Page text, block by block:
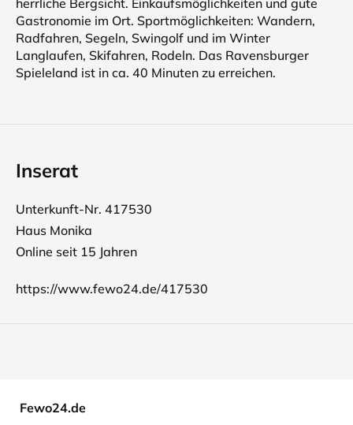
herrliche Bergsicht. Einkaufsmöglichkeiten und gute
Gastronomie im Ort. Sportmöglichkeiten: Wandern,
Radfahren, Segeln, Swingolf und im Winter
Langlaufen, Skifahren, Rodeln. Das Ravensburger
Spieleland ist in ca. 40 Minuten zu erreichen.
Inserat
Unterkunft-Nr. 417530
Haus Monika
Online seit 15 Jahren
https://www.fewo24.de/417530
Fewo24.de